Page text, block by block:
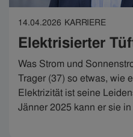
14.04.2026 KARRIERE
Elektrisierter
Was Strom und
Trager (37) so etwas, wie
Elektrizität ist seine
Jänner 2025 kann er sie